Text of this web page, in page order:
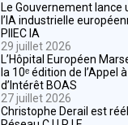
Le Gouvernement lance
l’IA industrielle
PIIEC IA
29 juillet 2026
L’Hôpital Européen
la 10ᵉ édition de l’Appel
d’Intérêt BOAS
27 juillet 2026
Christophe Derail est